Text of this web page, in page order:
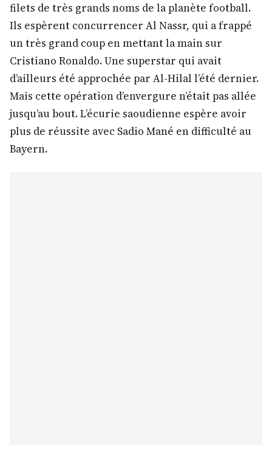
filets de très grands noms de la planète football.
Ils espèrent concurrencer Al Nassr, qui a frappé
un très grand coup en mettant la main sur
Cristiano Ronaldo. Une superstar qui avait
d’ailleurs été approchée par Al-Hilal l’été dernier.
Mais cette opération d’envergure n’était pas allée
jusqu’au bout. L’écurie saoudienne espère avoir
plus de réussite avec Sadio Mané en difficulté au
Bayern.